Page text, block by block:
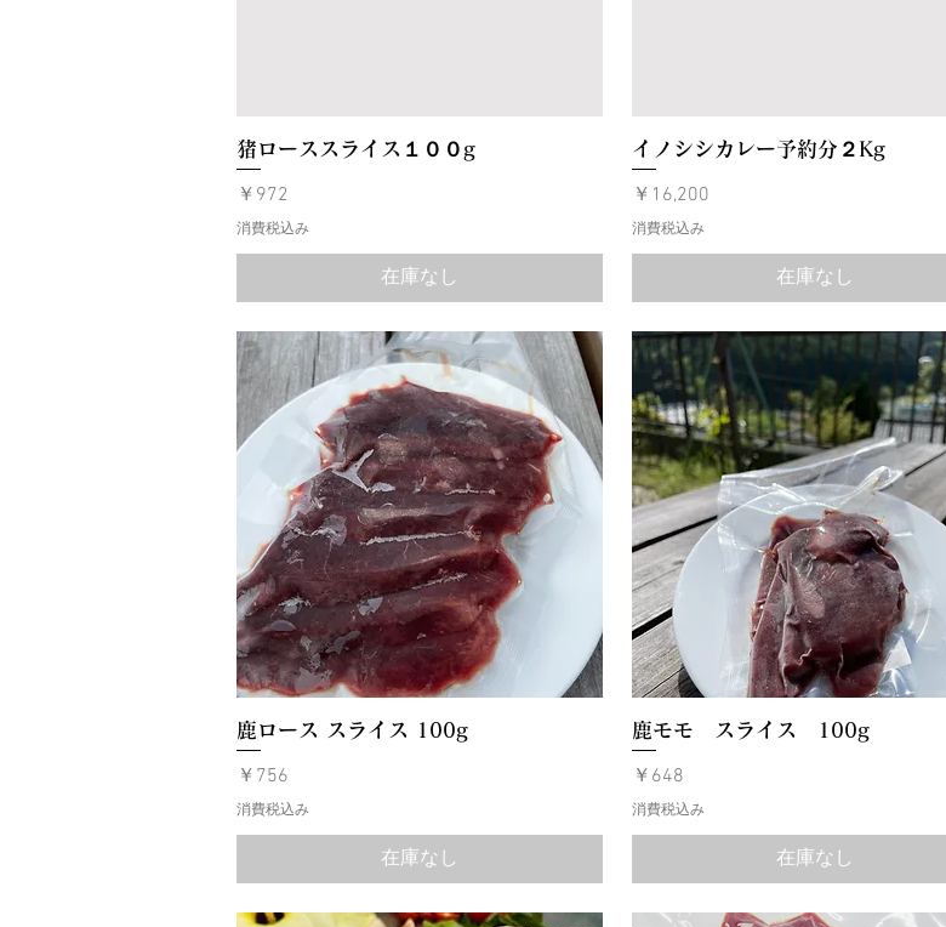
猪ローススライス１００g
価格
￥972
消費税込み
在庫なし
イノシシカレー予約分２Kg
価格
￥16,200
消費税込み
在庫なし
鹿ロース スライス 100g
価格
￥756
消費税込み
在庫なし
鹿モモ スライス 100g
価格
￥648
消費税込み
在庫なし